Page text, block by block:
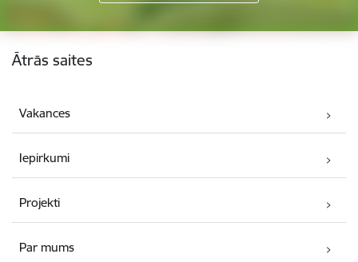
Kājene
Ātrās saites
Vakances
Iepirkumi
Projekti
Par mums